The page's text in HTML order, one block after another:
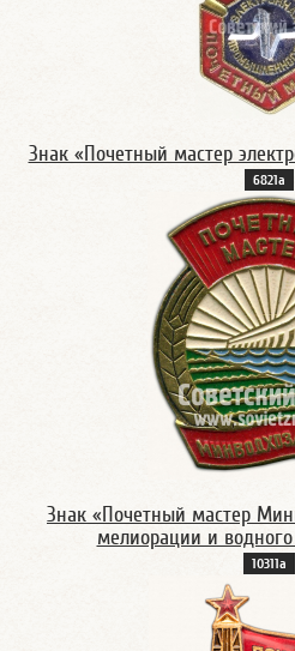
Знак «Почетный мастер
6821а
Знак «Почетный мастер
мелиорации и водного
10311а